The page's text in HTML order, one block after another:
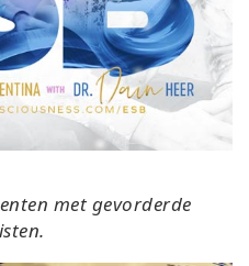
met gevorderde